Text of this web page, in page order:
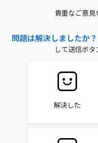
貴重なご意見
問題は解決しましたか？
して送信ボタ
解決した